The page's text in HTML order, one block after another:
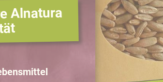
Alnatura